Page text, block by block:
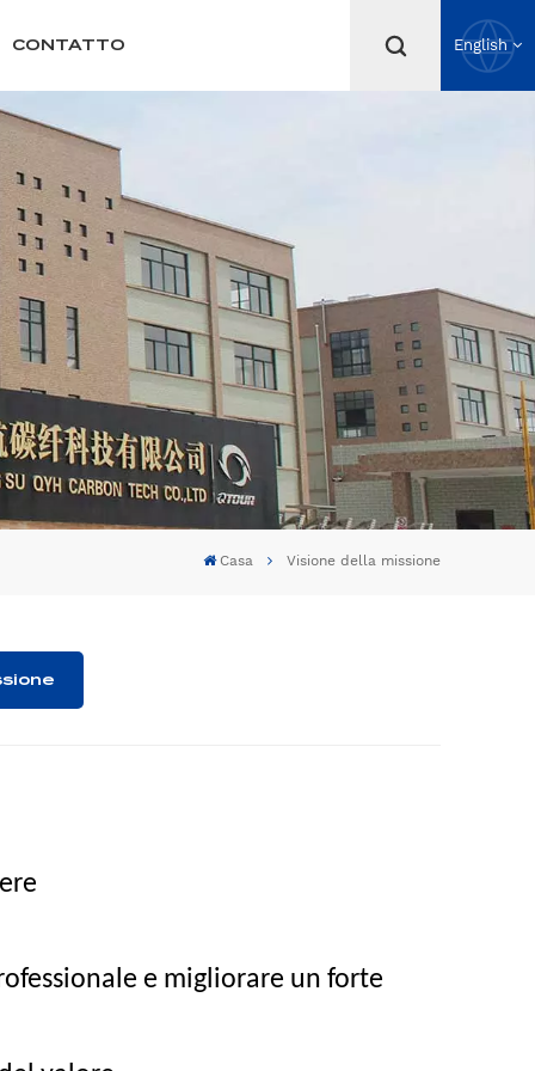
CONTATTO English
Casa Visione della missione
e migliorare un forte